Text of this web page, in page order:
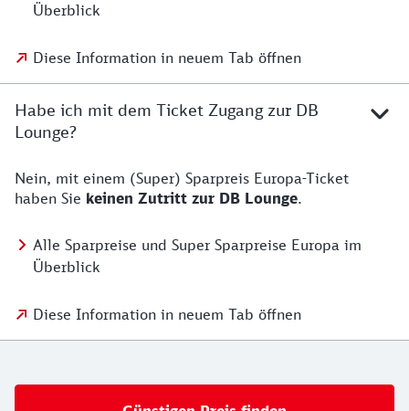
Überblick
Diese Information in neuem Tab öffnen
Habe ich mit dem Ticket Zugang zur DB
Lounge?
Nein, mit einem (Super) Sparpreis Europa-Ticket
haben Sie keinen Zutritt zur DB Lounge.
Alle Sparpreise und Super Sparpreise Europa im
Überblick
Diese Information in neuem Tab öffnen